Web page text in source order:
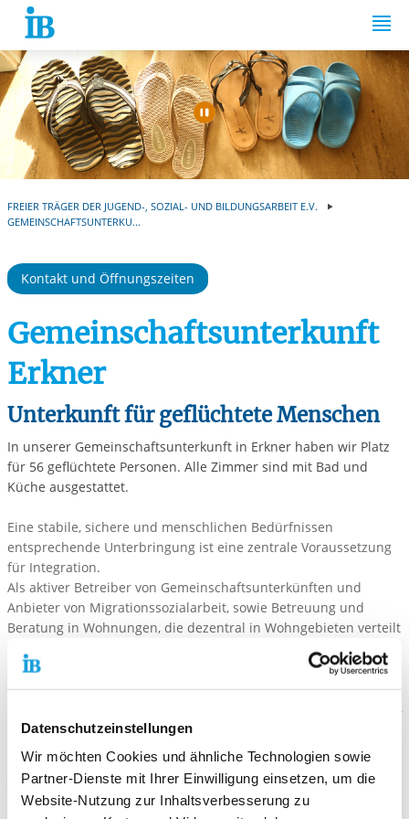
Datenschutzeinstellungen
Wir möchten Cookies und ähnliche Technologien sowie
Partner-Dienste mit Ihrer Einwilligung einsetzen, um die
Website-Nutzung zur Inhaltsverbesserung zu
Springe zum Inhalt
Automatische
FREIER TRÄGER DER JUGEND-, SOZIAL- UND BILDUNGSARBEIT E.V.
GEMEINSCHAFTSUNTERKU...
Kontakt und Öffnungszeiten
Gemeinschaftsunterkunft
Erkner
Unterkunft für geflüchtete Menschen
In unserer Gemeinschaftsunterkunft in Erkner haben wir Platz
für 56 geflüchtete Personen. Alle Zimmer sind mit Bad und
Küche ausgestattet.
Eine stabile, sichere und menschlichen Bedürfnissen
entsprechende Unterbringung ist eine zentrale Voraussetzung
für Integration.
Als aktiver Betreiber von Gemeinschaftsunterkünften und
Anbieter von Migrationssozialarbeit, sowie Betreuung und
Beratung in Wohnungen, die dezentral in Wohngebieten verteilt
liegen verfügt der IB über einen breites Spektrum von
Angeboten für geflüchtete Menschen. Sie richten sich an
Familien, alleinstehende Männer und Frauen, aber auch
Geflüchtete mit besonderen Bedarfslagen, z.B. Alleinerziehende,
Ältere, Traumatisierte und Menschen mit Krankheiten oder
Behinderungen.
Wir stehen Kommunen und Ländern als zuverlässige Partner
für qualitativ gute Unterbringungs-,Betreuungs- und